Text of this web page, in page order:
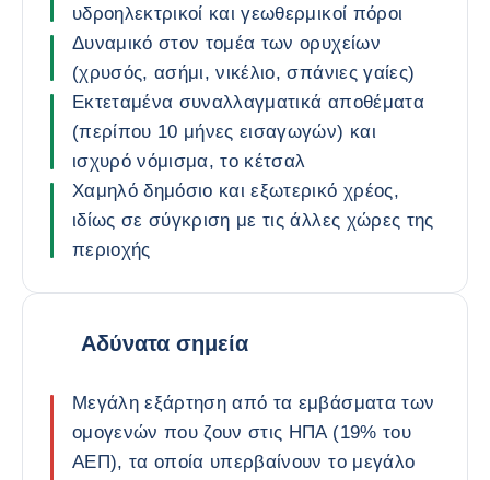
υδροηλεκτρικοί και γεωθερμικοί πόροι
Δυναμικό στον τομέα των ορυχείων
(χρυσός, ασήμι, νικέλιο, σπάνιες γαίες)
Εκτεταμένα συναλλαγματικά αποθέματα
(περίπου 10 μήνες εισαγωγών) και
ισχυρό νόμισμα, το κέτσαλ
Χαμηλό δημόσιο και εξωτερικό χρέος,
ιδίως σε σύγκριση με τις άλλες χώρες της
περιοχής
Αδύνατα σημεία
Μεγάλη εξάρτηση από τα εμβάσματα των
ομογενών που ζουν στις ΗΠΑ (19% του
ΑΕΠ), τα οποία υπερβαίνουν το μεγάλο